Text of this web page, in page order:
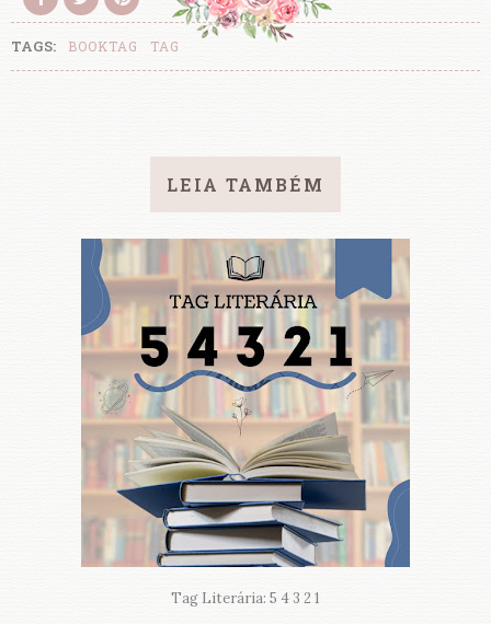
TAGS: BOOKTAG TAG
LEIA TAMBÉM
Tag Literária: 5 4 3 2 1